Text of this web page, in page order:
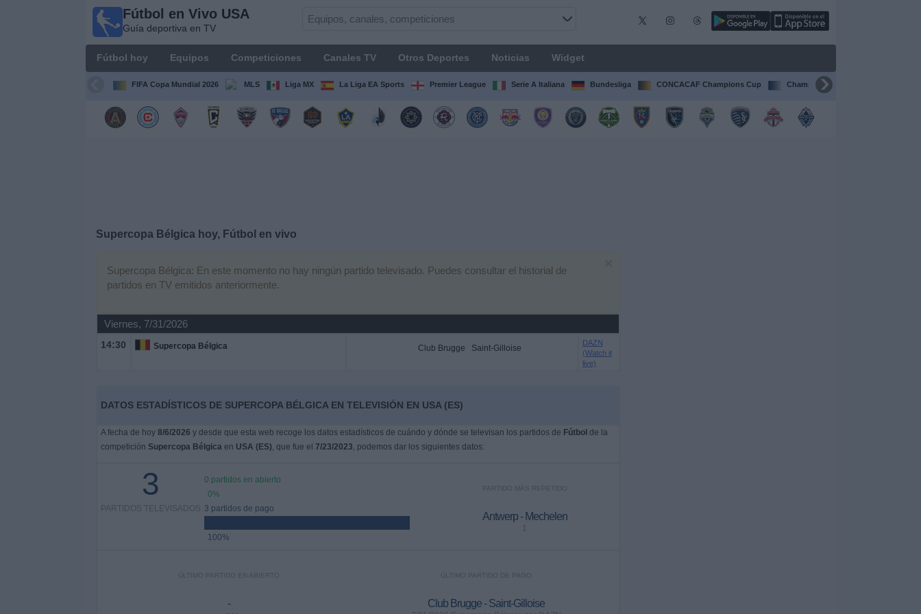
Fútbol en Vivo USA
Guía deportiva en TV
Fútbol hoy Equipos Competiciones Canales TV Otros Deportes Noticias Widget
FIFA Copa Mundial 2026 MLS Liga MX La Liga EA Sports Premier League Serie A Italiana Bundesliga CONCACAF Champions Cup Champions League
Supercopa Bélgica hoy, Fútbol en vivo
Supercopa Bélgica: En este momento no hay ningún partido televisado. Puedes consultar el historial de
partidos en TV emitidos anteriormente.
Viernes, 7/31/2026
14:30 Supercopa Bélgica Club Brugge Saint-Gilloise
DAZN
(Watch it
live)
DATOS ESTADÍSTICOS DE SUPERCOPA BÉLGICA EN TELEVISIÓN EN USA (ES)
A fecha de hoy 8/6/2026 y desde que esta web recoge los datos estadísticos de cuándo y dónde se televisan los partidos de Fútbol de la
competición Supercopa Bélgicaen USA (ES), que fue el 7/23/2023, podemos dar los siguientes datos:
3
PARTIDOS TELEVISADOS
0 partidos en abierto
0%
3 partidos de pago
100%
PARTIDO MÁS REPETIDO
Antwerp - Mechelen
1
ÚLTIMO PARTIDO EN ABIERTO
-
ÚLTIMO PARTIDO DE PAGO
Club Brugge - Saint-Gilloise